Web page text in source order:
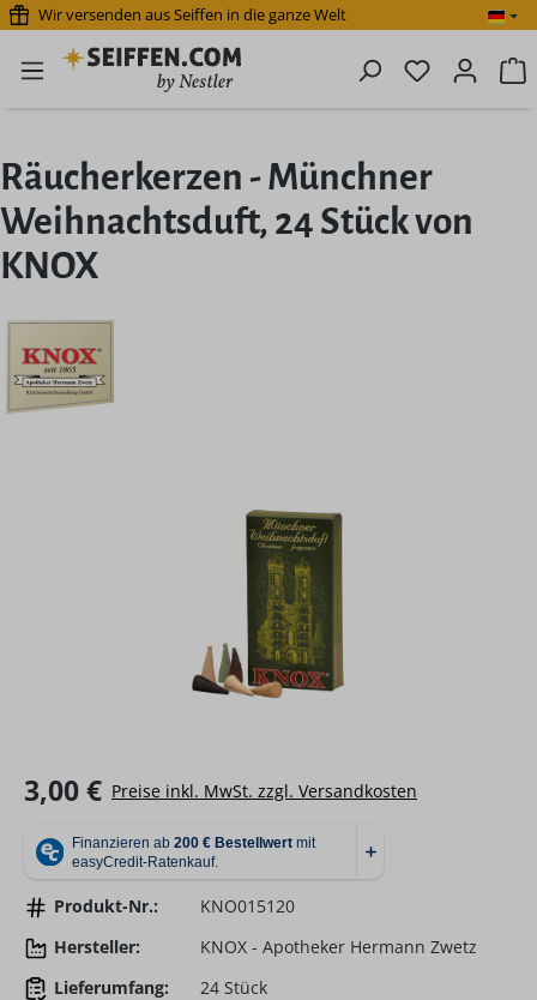
Zum Hauptinhalt springen
Wir versenden aus Seiffen in die ganze Welt
Du hast 0
Räucherkerzen - Münchner
Weihnachtsduft, 24 Stück von
KNOX
Regulärer Preis:
3,00 € Preise inkl. MwSt. zzgl. Versandkosten
Produkt-Nr.:
KNO015120
Hersteller:
KNOX - Apotheker Hermann Zwetz
Lieferumfang:
24 Stück